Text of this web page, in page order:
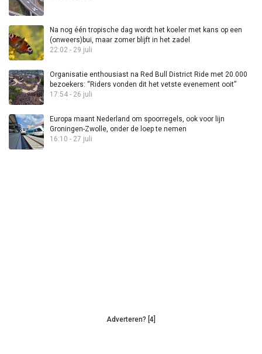
Na nog één tropische dag wordt het koeler met kans op een
(onweers)bui, maar zomer blijft in het zadel
22:02 - 29 juli
Organisatie enthousiast na Red Bull District Ride met 20.000
bezoekers: “Riders vonden dit het vetste evenement ooit”
17:54 - 26 juli
Europa maant Nederland om spoorregels, ook voor lijn
Groningen-Zwolle, onder de loep te nemen
16:10 - 27 juli
Adverteren? [4]